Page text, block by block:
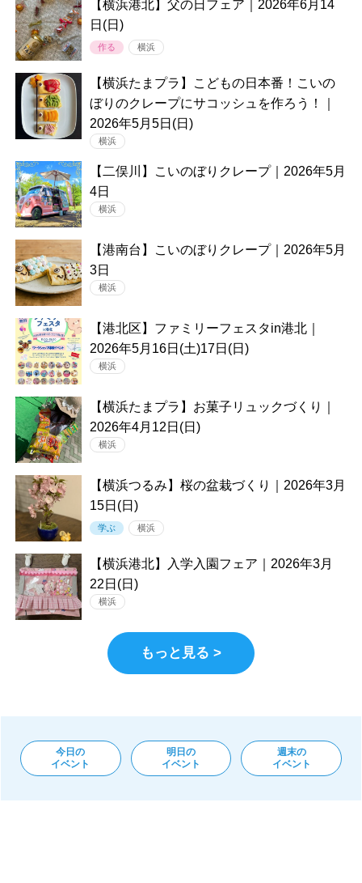
【横浜港北】父の日フェア｜2026年6月14
日(日)
作る 横浜
【横浜たまプラ】こどもの日本番！こいの
ぼりのクレープにサコッシュを作ろう！｜
2026年5月5日(日)
横浜
【二俣川】こいのぼりクレープ｜2026年5月
4日
横浜
【港南台】こいのぼりクレープ｜2026年5月
3日
横浜
【港北区】ファミリーフェスタin港北｜
2026年5月16日(土)17日(日)
横浜
【横浜たまプラ】お菓子リュックづくり｜
2026年4月12日(日)
横浜
【横浜つるみ】桜の盆栽づくり｜2026年3月
15日(日)
学ぶ 横浜
【横浜港北】入学入園フェア｜2026年3月
22日(日)
横浜
もっと見る >
今日の
イベント
明日の
イベント
週末の
イベント